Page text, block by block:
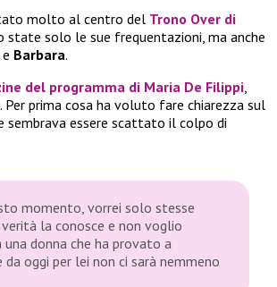
molto al centro del Trono Over di
state solo le sue frequentazioni, ma anche
e Barbara.
del programma di Maria De Filippi,
prima cosa ha voluto fare chiarezza sul
sembrava essere scattato il colpo di
momento, vorrei solo stesse
la conosce e non voglio
donna che ha provato a
oggi per lei non ci sarà nemmeno